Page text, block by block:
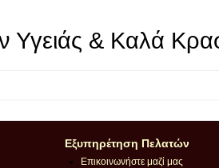
Υγειάς & Καλά
Εξυπηρέτηση Πελατών
Επικοινωνήστε μαζί μας